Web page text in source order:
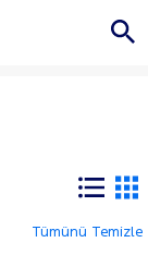
Tümünü Temizle